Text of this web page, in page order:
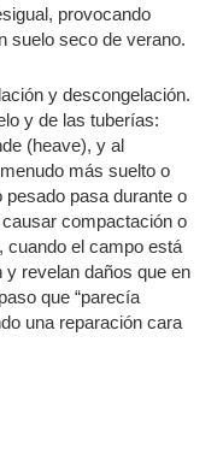
provocando
suelo seco de verano.
y descongelación.
y de las tuberías:
(heave), y al
más suelto o
pasa durante o
compactación o
cuando el campo está
revelan daños que en
que “parecía
una reparación cara